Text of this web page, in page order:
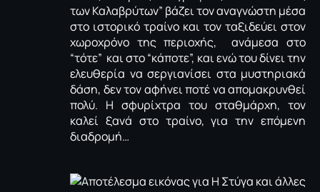
των Καλαβρύτων” βάζει τον αναγνώστη μέσα
στο ιστορικό τραίνο και τον ταξιδεύει στον
χωροχρόνο της περιοχής, ανάμεσα στο
“τότε” και στο “κάποτε”, και ενώ του δίνει την
ελευθερία να σεργιανίσει στα μυστηριακά
δάση, δεν τον αφήνει ποτέ να απομακρυνθεί
πολύ. Η σφυρίχτρα του σταθμάρχη, τον
καλεί ξανά στο τραίνο, για την επόμενη
διαδρομή…